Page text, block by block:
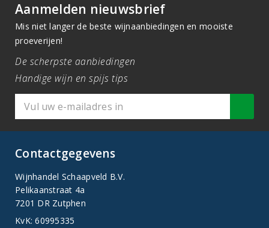
Aanmelden nieuwsbrief
Mis niet langer de beste wijnaanbiedingen en mooiste
proeverijen!
De scherpste aanbiedingen
Handige wijn en spijs tips
Contactgegevens
Wijnhandel Schaapveld B.V.
Pelikaanstraat 4a
7201 DR Zutphen
KvK: 60995335